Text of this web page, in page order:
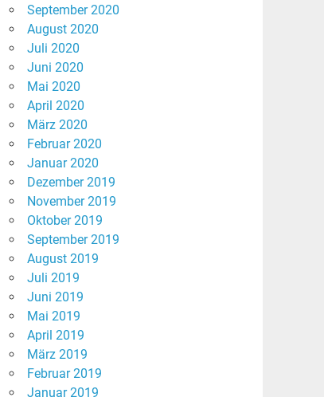
September 2020
August 2020
Juli 2020
Juni 2020
Mai 2020
April 2020
März 2020
Februar 2020
Januar 2020
Dezember 2019
November 2019
Oktober 2019
September 2019
August 2019
Juli 2019
Juni 2019
Mai 2019
April 2019
März 2019
Februar 2019
Januar 2019